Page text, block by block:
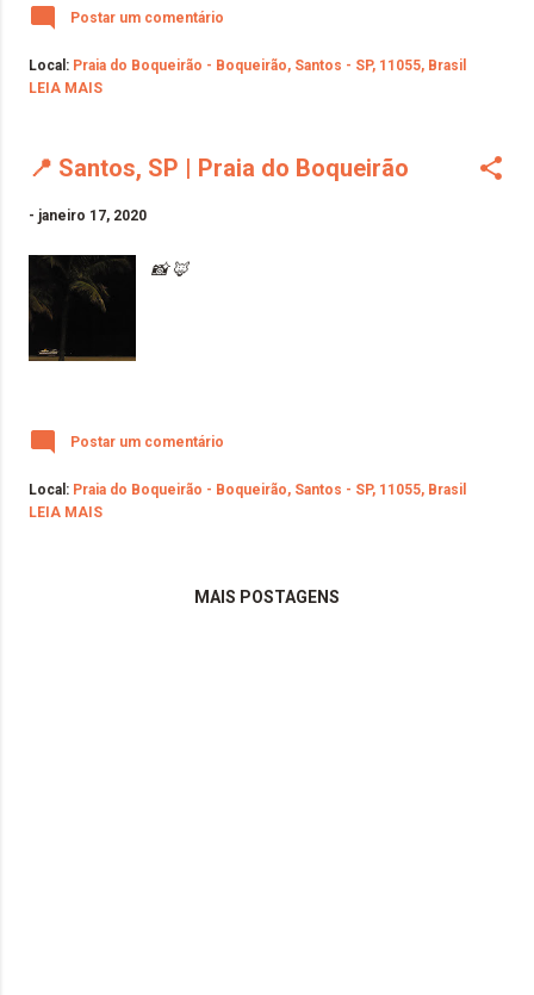
Postar um comentário
Local: Praia do Boqueirão - Boqueirão, Santos - SP, 11055, Brasil
LEIA MAIS
📍 Santos, SP | Praia do Boqueirão
- janeiro 17, 2020
📸 🦊
Postar um comentário
Local: Praia do Boqueirão - Boqueirão, Santos - SP, 11055, Brasil
LEIA MAIS
MAIS POSTAGENS